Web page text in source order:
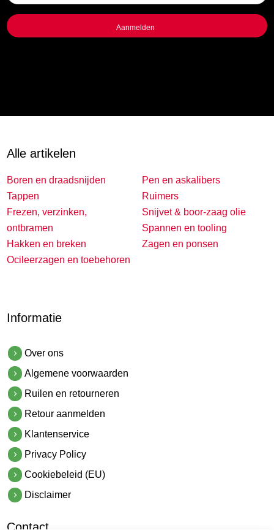
titel
Alle artikelen
Boren en draadsnijden
Tappen
Frezen, verzinken,
ontbramen
Hakken en breken
Ocileerzagen en toebehoren
Pen en askalibers
Ruimers
Snijvet & boor-zaag olie
Spannen en tooling
Zagen en ponsen
Informatie
Over ons
Algemene voorwaarden
Ruilen en retourneren
Retour aanmelden
Klantenservice
Privacy Policy
Cookiebeleid (EU)
Disclaimer
Contact